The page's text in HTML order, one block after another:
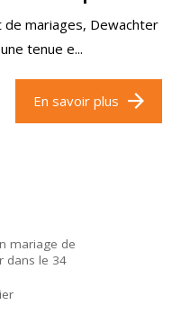
mariages, Dewachter
tenue e...
En savoir plus
mariage de
dans le 34